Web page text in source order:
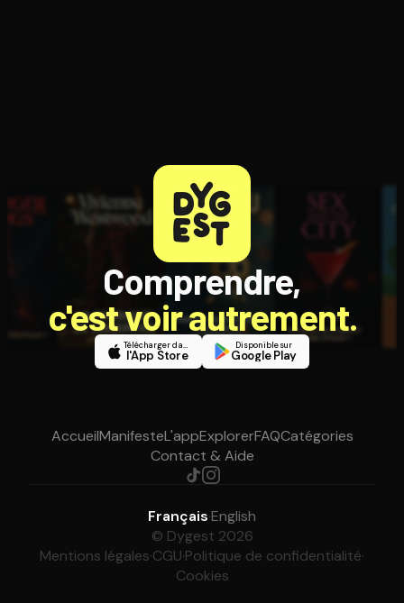
Comprendre,
c'est voir autrement.
Télécharger dans
l'App Store
Disponible sur
Google Play
AccueilManifesteL'appExplorerFAQCatégories
Contact & Aide
Français·English
© Dygest 2026
Mentions légales·CGU·Politique de confidentialité·
Cookies